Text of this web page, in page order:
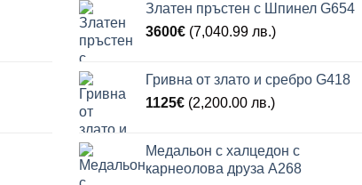
Златен пръстен с Шпинел G654
3600€ (7,040.99 лв.)
Гривна от злато и сребро G418
1125€ (2,200.00 лв.)
Медальон с халцедон с
карнеолова друза A268